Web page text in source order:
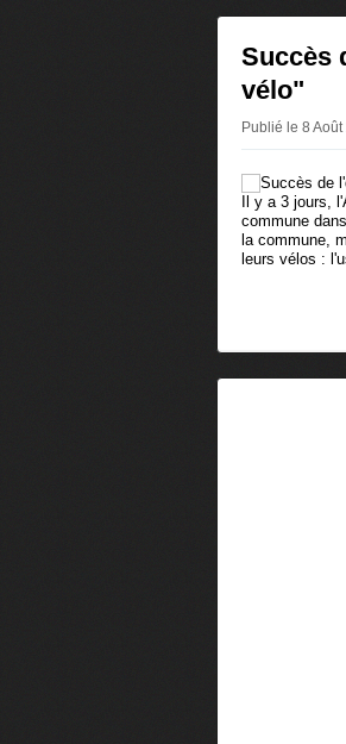
Succès
vélo"
Publié le 8
Il y a 3 jours,
commune
la commune,
leurs vélos :